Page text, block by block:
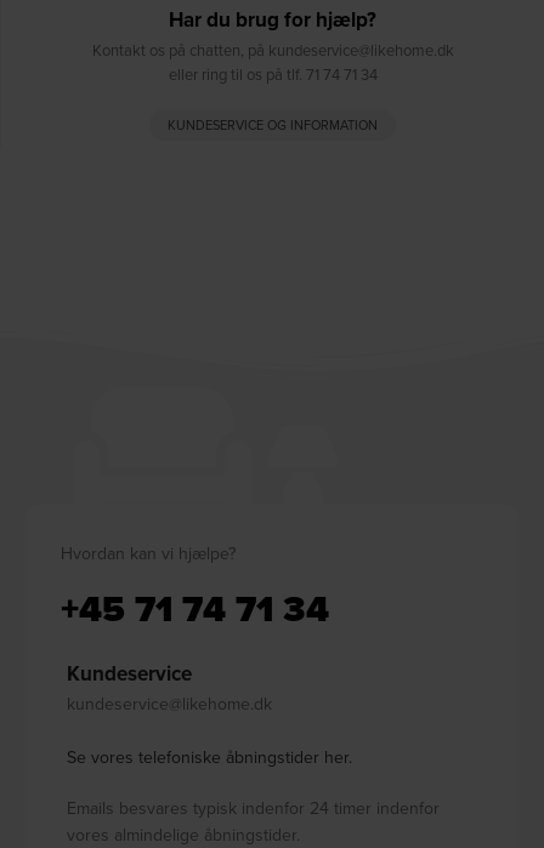
Har du brug for hjælp?
Kontakt os på chatten, på kundeservice@likehome.dk
eller ring til os på tlf. 71 74 71 34
KUNDESERVICE OG INFORMATION
Hvordan kan vi hjælpe?
+45 71 74 71 34
Kundeservice
kundeservice@likehome.dk
Se vores telefoniske åbningstider her.
Emails besvares typisk indenfor 24 timer indenfor
vores almindelige åbningstider.